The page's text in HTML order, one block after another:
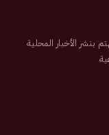
سعودية تم تأسيسها عام 2007م تهتم بنشر الأخبار المحلية